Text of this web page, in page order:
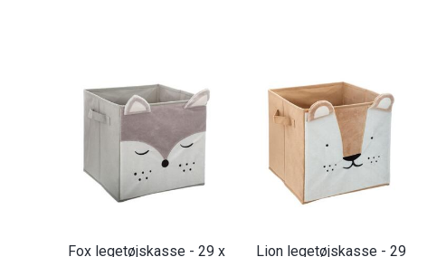
Fox legetøjskasse - 29 x
Lion legetøjskasse - 29